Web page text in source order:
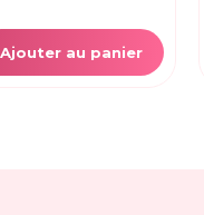
Ajouter au panier